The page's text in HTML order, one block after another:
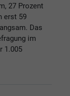
27 Prozent
erst 59
Das
im
1.005